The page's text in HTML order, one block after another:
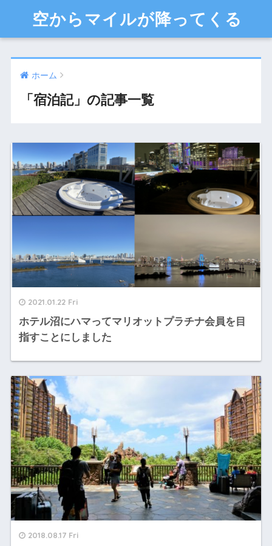
空からマイルが降ってくる
ホーム
「宿泊記」の記事一覧
2021.01.22 Fri
ホテル沼にハマってマリオットプラチナ会員を目
指すことにしました
2018.08.17 Fri